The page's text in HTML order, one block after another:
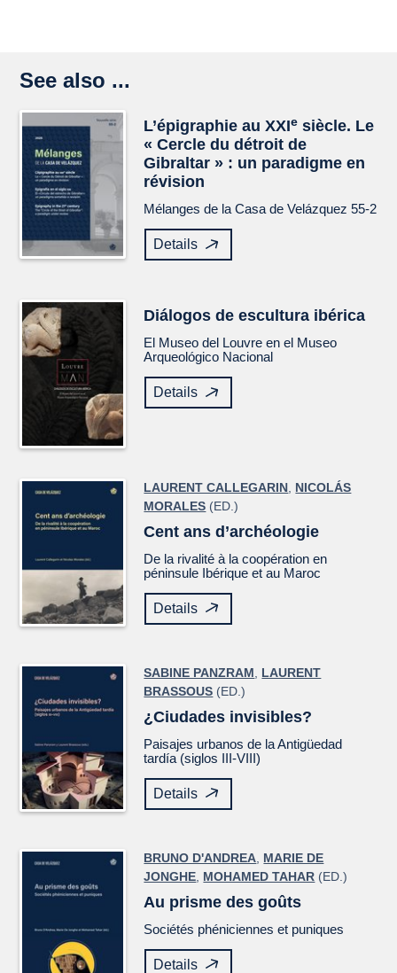
See also ...
L’épigraphie au XXIe siècle. Le
« Cercle du détroit de
Gibraltar » : un paradigme en
révision
Mélanges de la Casa de Velázquez 55-2
Details
Diálogos de escultura ibérica
El Museo del Louvre en el Museo
Arqueológico Nacional
Details
LAURENT CALLEGARIN NICOLÁS
MORALES (ED.)
Cent ans d’archéologie
De la rivalité à la coopération en
péninsule Ibérique et au Maroc
Details
SABINE PANZRAM
LAURENT
BRASSOUS (ED.)
¿Ciudades invisibles?
Paisajes urbanos de la Antigüedad
tardía (siglos III-VIII)
Details
BRUNO D'ANDREA MARIE DE
JONGHE MOHAMED TAHAR (ED.)
Au prisme des goûts
Sociétés phéniciennes et puniques
Details